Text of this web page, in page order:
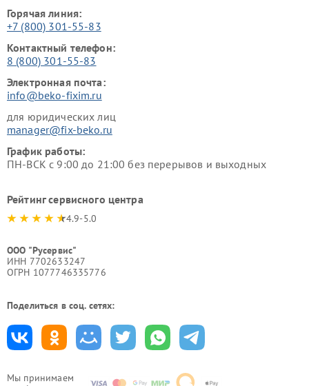
Мы принимаем
Горячая линия:
+7 (800) 301-55-83
Контактный телефон:
8 (800) 301-55-83
Электронная почта:
info@beko-fixim.ru
для юридических лиц
manager@fix-beko.ru
График работы:
ПН-ВСК с 9:00 до 21:00 без перерывов и выходных
Рейтинг сервисного центра
4.9-5.0
ООО "Русервис"
ИНН 7702633247
ОГРН 1077746335776
Поделиться в соц. сетях: